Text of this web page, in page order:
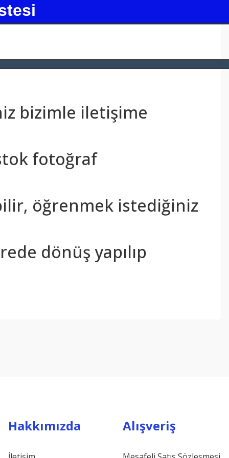
bizimle iletişime
fotoğraf
öğrenmek istediğiniz
dönüş yapılıp
Hakkımızda Alışveriş